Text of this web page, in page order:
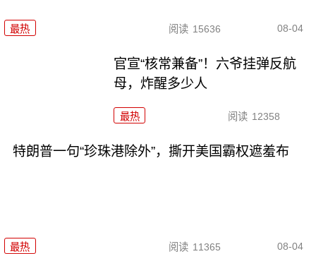
最热 阅读 15636 08-04
官宣“核常兼备”！六爷挂弹反航
母，炸醒多少人
最热 阅读 12358
特朗普一句“珍珠港除外”，撕开美国霸权遮羞布
最热 阅读 11365 08-04